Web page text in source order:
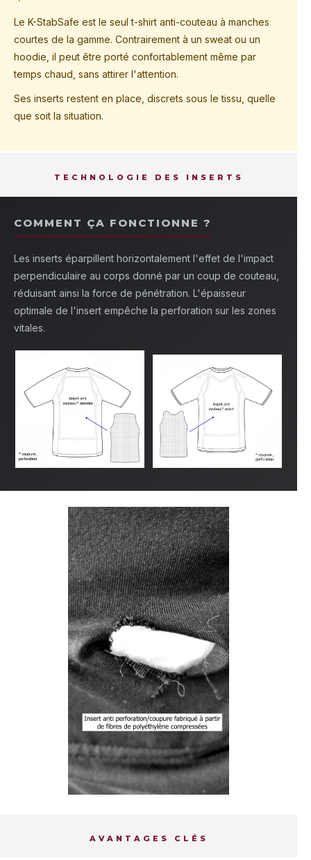
Le K-StabSafe est le seul t-shirt anti-couteau à manches
courtes de la gamme. Contrairement à un sweat ou un
hoodie, il peut être porté confortablement même par
temps chaud, sans attirer l'attention.
Ses inserts restent en place, discrets sous le tissu, quelle
que soit la situation.
TECHNOLOGIE DES INSERTS
COMMENT ÇA FONCTIONNE ?
Les inserts éparpillent horizontalement l'effet de l'impact
perpendiculaire au corps donné par un coup de couteau,
réduisant ainsi la force de pénétration. L'épaisseur
optimale de l'insert empêche la perforation sur les zones
vitales.
AVANTAGES CLÉS